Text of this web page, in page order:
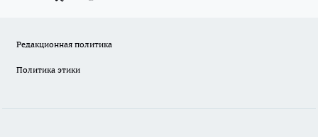
Редакционная политика
Политика этики